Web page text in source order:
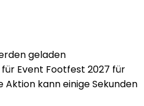
geladen
Event Footfest 2027 für
Aktion kann einige Sekunden